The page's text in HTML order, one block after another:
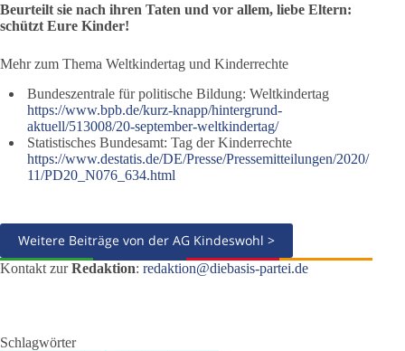
Beurteilt sie nach ihren Taten und vor allem, liebe Eltern:
schützt Eure Kinder!
Mehr zum Thema Weltkindertag und Kinderrechte
Bundeszentrale für politische Bildung: Weltkindertag
https://www.bpb.de/kurz-knapp/hintergrund-
aktuell/513008/20-september-weltkindertag/
Statistisches Bundesamt: Tag der Kinderrechte
https://www.destatis.de/DE/Presse/Pressemitteilungen/2020/
11/PD20_N076_634.html
Weitere Beiträge von der AG Kindeswohl >
Kontakt zurRedaktion: redaktion@diebasis-partei.de
Schlagwörter